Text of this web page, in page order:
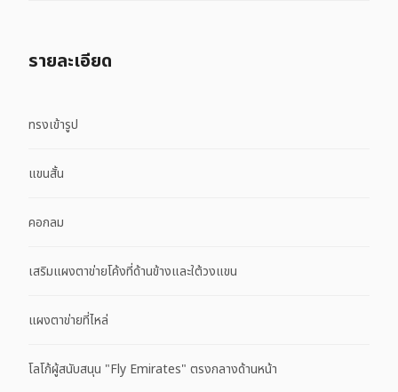
รายละเอียด
ทรงเข้ารูป
แขนสั้น
คอกลม
เสริมแผงตาข่ายโค้งที่ด้านข้างและใต้วงแขน
แผงตาข่ายที่ไหล่
โลโก้ผู้สนับสนุน "Fly Emirates" ตรงกลางด้านหน้า